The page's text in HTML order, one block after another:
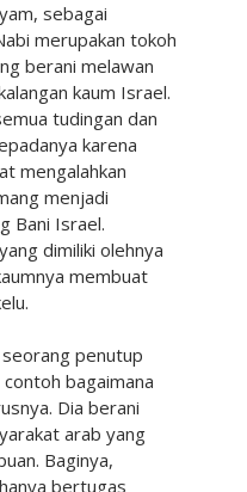
sebagai
merupakan tokoh
berani melawan
kaum Israel.
tudingan dan
karena
mengalahkan
menjadi
Bani Israel.
dimiliki olehnya
membuat
penutup
bagaimana
Dia berani
arab yang
Baginya,
bertugas